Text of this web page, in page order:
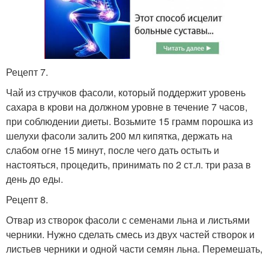
Рецепт 7.
Чай из стручков фасоли, который поддержит уровень
сахара в крови на должном уровне в течение 7 часов,
при соблюдении диеты. Возьмите 15 грамм порошка из
шелухи фасоли залить 200 мл кипятка, держать на
слабом огне 15 минут, после чего дать остыть и
настояться, процедить, принимать по 2 ст.л. три раза в
день до еды.
Рецепт 8.
Отвар из створок фасоли с семенами льна и листьями
черники. Нужно сделать смесь из двух частей створок и
листьев черники и одной части семян льна. Перемешать,